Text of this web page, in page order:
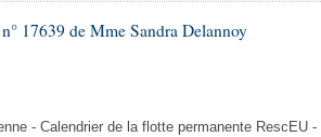
sociale
et orales
débats
17639 de Mme Sandra Delannoy
- Calendrier de la flotte permanente RescEU